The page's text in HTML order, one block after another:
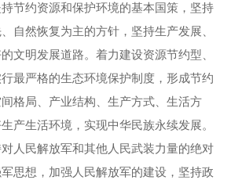
节约资源和保护环境的基本国策，坚持
自然恢复为主的方针，坚持生产发展、
文明发展道路。着力建设资源节约型、
最严格的生态环境保护制度，形成节约
格局、产业结构、生产方式、生活方
产生活环境，实现中华民族永续发展。
民解放军和其他人民武装力量的绝对
思想，加强人民解放军的建设，坚持政